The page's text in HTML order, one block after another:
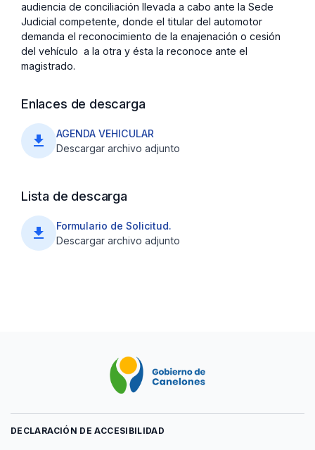
audiencia de conciliación llevada a cabo ante la Sede
Judicial competente, donde el titular del automotor
demanda el reconocimiento de la enajenación o cesión
del vehículo a la otra y ésta la reconoce ante el
magistrado.
Enlaces de descarga
file_download
AGENDA VEHICULAR
Descargar archivo adjunto
Lista de descarga
file_download
Formulario de Solicitud.
Descargar archivo adjunto
DECLARACIÓN DE ACCESIBILIDAD